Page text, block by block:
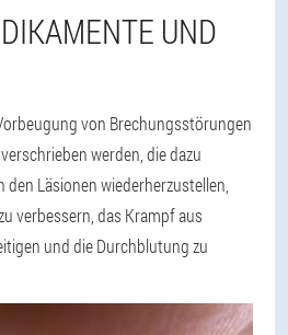
UND
von Brechungsstörungen
werden, die dazu
Läsionen wiederherzustellen,
verbessern, das Krampf aus
und die Durchblutung zu